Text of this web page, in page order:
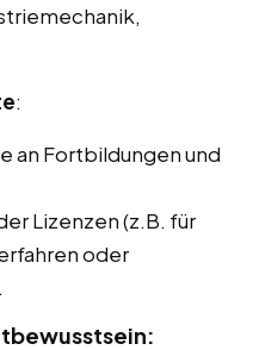
:
an Fortbildungen und
Lizenzen (z.B. für
oder